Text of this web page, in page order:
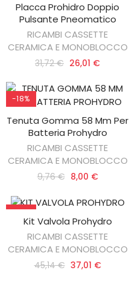
AGGIUNGI AL CARRELLO
Placca Prohidro Doppio
Pulsante Pneomatico
RICAMBI CASSETTE
CERAMICA E MONOBLOCCO
31,72 € 26,01 €
-18%
AGGIUNGI AL CARRELLO
Tenuta Gomma 58 Mm Per
Batteria Prohydro
RICAMBI CASSETTE
CERAMICA E MONOBLOCCO
9,76 € 8,00 €
-18%
AGGIUNGI AL CARRELLO
Kit Valvola Prohydro
RICAMBI CASSETTE
CERAMICA E MONOBLOCCO
45,14 € 37,01 €